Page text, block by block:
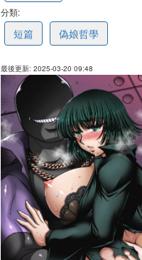
分類:
短篇 偽娘哲學
最後更新: 2025-03-20 09:48